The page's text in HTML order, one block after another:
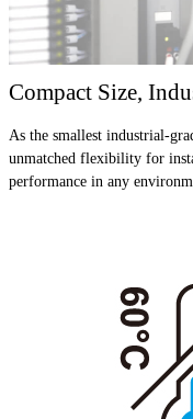
Compact Size,
As the smallest industrial-
unmatched flexibility for
performance in any